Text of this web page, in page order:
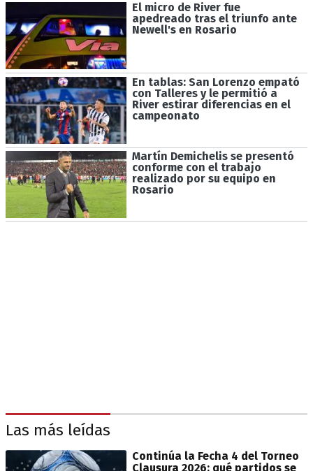
El micro de River fue
apedreado tras el triunfo ante
Newell's en Rosario
En tablas: San Lorenzo empató
con Talleres y le permitió a
River estirar diferencias en el
campeonato
Martín Demichelis se presentó
conforme con el trabajo
realizado por su equipo en
Rosario
Las más leídas
Continúa la Fecha 4 del Torneo
Clausura 2026: qué partidos se